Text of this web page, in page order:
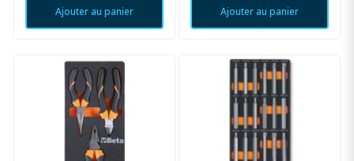
Ajouter au panier Ajouter au panier